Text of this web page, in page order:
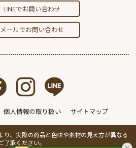
LINEでお問い合わせ
メールでお問い合わせ
個人情報の取り扱い サイトマップ
り、実際の商品と色味や素材の見え方が異なる
承ください。